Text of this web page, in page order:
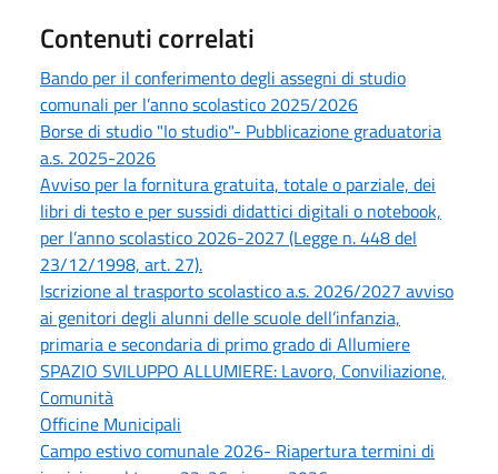
Contenuti correlati
Bando per il conferimento degli assegni di studio
comunali per l’anno scolastico 2025/2026
Borse di studio "Io studio"- Pubblicazione graduatoria
a.s. 2025-2026
Avviso per la fornitura gratuita, totale o parziale, dei
libri di testo e per sussidi didattici digitali o notebook,
per l’anno scolastico 2026-2027 (Legge n. 448 del
23/12/1998, art. 27).
Iscrizione al trasporto scolastico a.s. 2026/2027 avviso
ai genitori degli alunni delle scuole dell’infanzia,
primaria e secondaria di primo grado di Allumiere
SPAZIO SVILUPPO ALLUMIERE: Lavoro, Conviliazione,
Comunità
Officine Municipali
Campo estivo comunale 2026- Riapertura termini di